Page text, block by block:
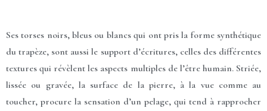
Ses torses noirs, bleus ou blancs qui ont pris la forme synthétique
du trapèze, sont aussi le support d’écritures, celles des différentes
textures qui révèlent les aspects multiples de l’être humain. Striée,
lissée ou gravée, la surface de la pierre, à la vue comme au
toucher, procure la sensation d’un pelage, qui tend à rapprocher